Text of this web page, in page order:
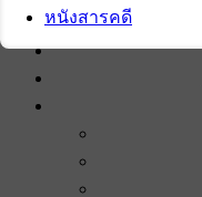
หนังสารคดี